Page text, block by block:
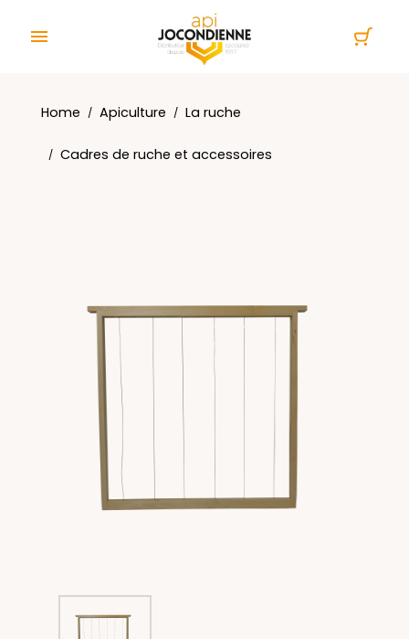

Home Apiculture La ruche
Cadres de ruche et accessoires